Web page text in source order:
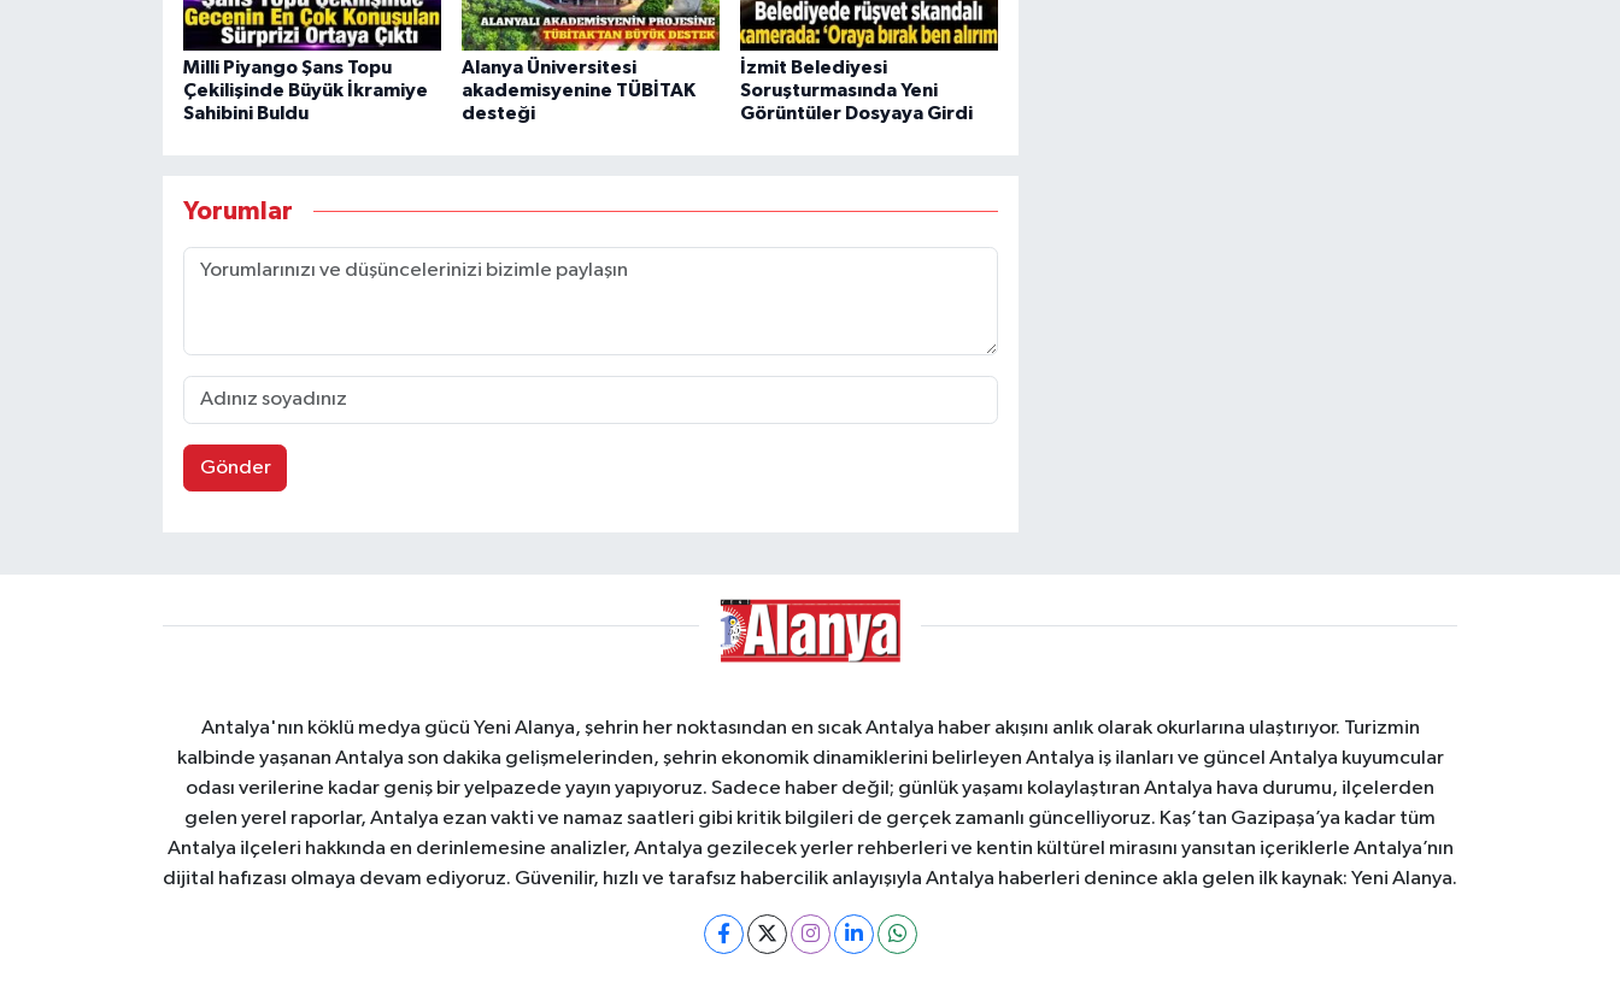
Milli Piyango Şans Topu
Çekilişinde Büyük İkramiye
Sahibini Buldu
Alanya Üniversitesi
akademisyenine TÜBİTAK
desteği
İzmit Belediyesi
Soruşturmasında Yeni
Görüntüler Dosyaya Girdi
Yorumlar
Gönder
Antalya'nın köklü medya gücü Yeni Alanya, şehrin her noktasından en sıcak Antalya haber akışını anlık olarak okurlarına ulaştırıyor. Turizmin
kalbinde yaşanan Antalya son dakika gelişmelerinden, şehrin ekonomik dinamiklerini belirleyen Antalya iş ilanları ve güncel Antalya kuyumcular
odası verilerine kadar geniş bir yelpazede yayın yapıyoruz. Sadece haber değil; günlük yaşamı kolaylaştıran Antalya hava durumu, ilçelerden
gelen yerel raporlar, Antalya ezan vakti ve namaz saatleri gibi kritik bilgileri de gerçek zamanlı güncelliyoruz. Kaş’tan Gazipaşa’ya kadar tüm
Antalya ilçeleri hakkında en derinlemesine analizler, Antalya gezilecek yerler rehberleri ve kentin kültürel mirasını yansıtan içeriklerle Antalya’nın
dijital hafızası olmaya devam ediyoruz. Güvenilir, hızlı ve tarafsız habercilik anlayışıyla Antalya haberleri denince akla gelen ilk kaynak: Yeni Alanya.